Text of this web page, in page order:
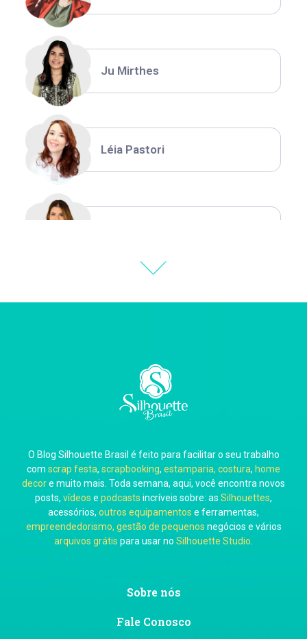
Ju Mirthes
Léia Pastori
Carla Eschberger
Carol Pessoa
Ju Mirthes
O Blog Silhouette Brasil é feito para facilitar o seu trabalho
com scrap festa, scrapbooking, estamparia, costura, home
decore muito mais. Toda semana, aqui, você encontra novos
posts, vídeos e podcasts incríveis sobre: as Silhouettes,
acessórios, outros equipamentos e ferramentas,
empreendedorismo, gestão de pequenos negócios e vários
arquivos grátis para usar no Silhouette Studio
Sobre nós
Fale Conosco